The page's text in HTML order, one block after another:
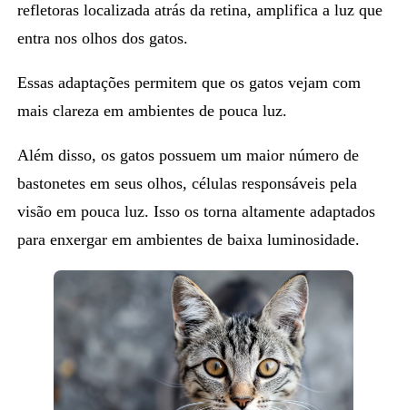
refletoras localizada atrás da retina, amplifica a luz que
entra nos olhos dos gatos.
Essas adaptações permitem que os gatos vejam com
mais clareza em ambientes de pouca luz.
Além disso, os gatos possuem ummaior número de
bastonetes em seus olhos, células responsáveis pela
visão em pouca luz. Isso os torna altamente adaptados
para enxergar em ambientes de baixa luminosidade.